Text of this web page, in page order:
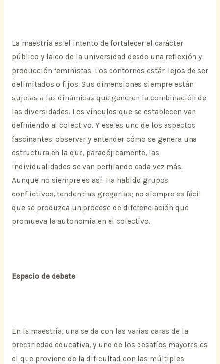
La maestría es el intento de fortalecer el carácter
público y laico de la universidad desde una reflexión y
producción feministas. Los contornos están lejos de ser
delimitados o fijos. Sus dimensiones siempre están
sujetas a las dinámicas que generen la combinación de
las diversidades. Los vínculos que se establecen van
definiendo al colectivo. Y ese es uno de los aspectos
fascinantes: observar y entender cómo se genera una
estructura en la que, paradójicamente, las
individualidades se van perfilando cada vez más.
Aunque no siempre es así. Ha habido grupos
conflictivos, tendencias gregarias; no siempre es fácil
que se produzca un proceso de diferenciación que
promueva la autonomía en el colectivo.
Espacio de debate
En la maestría, una se da con las varias caras de la
precariedad educativa, y uno de los desafíos mayores es
el que proviene de la dificultad con las múltiples